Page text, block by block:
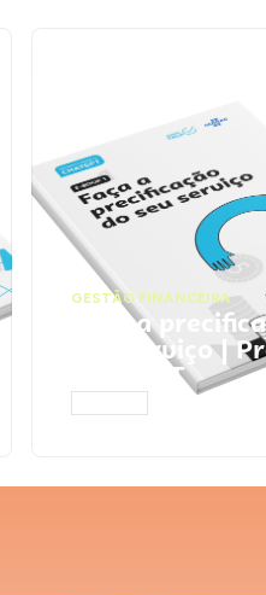
GESTÃO FINANCEIRA
Faça a
seu serviço |
ChatGPT